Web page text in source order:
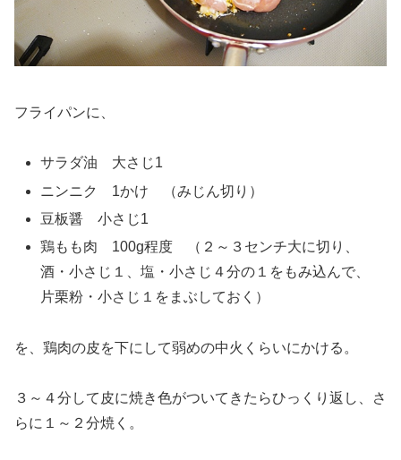
フライパンに、
サラダ油 大さじ1
ニンニク 1かけ （みじん切り）
豆板醤 小さじ1
鶏もも肉 100g程度 （２～３センチ大に切り、
酒・小さじ１、塩・小さじ４分の１をもみ込んで、
片栗粉・小さじ１をまぶしておく）
を、鶏肉の皮を下にして弱めの中火くらいにかける。
３～４分して皮に焼き色がついてきたらひっくり返し、さ
らに１～２分焼く。